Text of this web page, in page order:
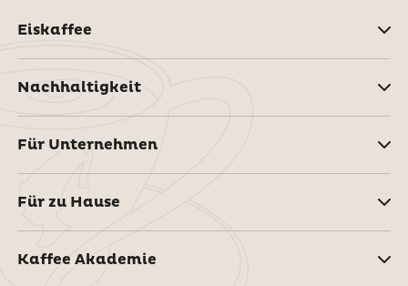
Eiskaffee
Nachhaltigkeit
Für Unternehmen
Für zu Hause
Kaffee Akademie